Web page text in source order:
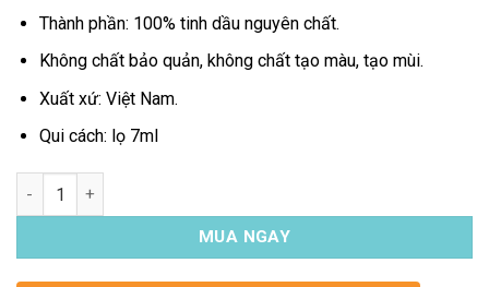
Thành phần: 100% tinh dầu nguyên chất.
Không chất bảo quản, không chất tạo màu, tạo mùi.
Xuất xứ: Việt Nam.
Qui cách: lọ 7ml
Tinh dầu treo xe ô tô Cafe số lượng
MUA NGAY